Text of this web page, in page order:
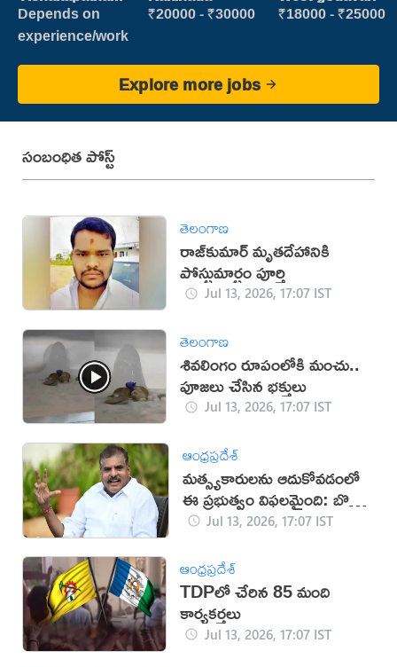
Depends on
experience/work
₹20000 - ₹30000 ₹18000 - ₹25000
Explore more jobs
సంబంధిత పోస్ట్
తెలంగాణ
రాజ్‌కుమార్‌ మృతదేహానికి
పోస్టుమార్టం పూర్తి
Jul 13, 2026, 17:07 IST
తెలంగాణ
శివలింగం రూపంలోకి మంచు..
పూజలు చేసిన భక్తులు
Jul 13, 2026, 17:07 IST
ఆంధ్రప్రదేశ్
మత్స్యకారులను ఆదుకోవడంలో
ఈ ప్రభుత్వం విఫలమైంది: బొత్స
సత్యనారాయణ
Jul 13, 2026, 17:07 IST
ఆంధ్రప్రదేశ్
TDPలో చేరిన 85 మంది
కార్యకర్తలు
Jul 13, 2026, 17:07 IST